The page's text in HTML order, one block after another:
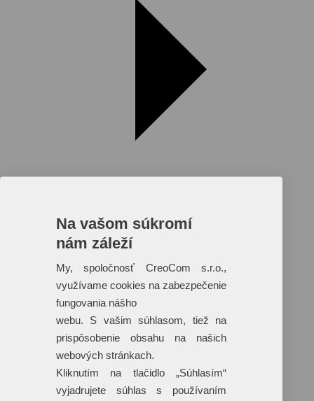
Reklamné predmety s plnofarebnou
potlačou
Dáždniky
Tašky
Hračky
Klobúky
Na vašom súkromí
nám záleží
My, spoločnosť CreoCom s.r.o.,
využívame cookies na zabezpečenie
fungovania nášho
webu. S vašim súhlasom, tiež na
prispôsobenie obsahu na našich
webových stránkach.
Kliknutím na tlačidlo „Súhlasím“
vyjadrujete súhlas s používaním